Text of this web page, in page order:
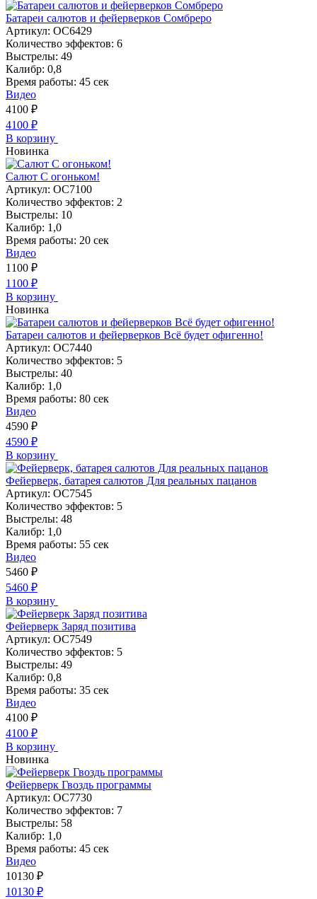
Батареи салютов и фейерверков Сомбреро
Артикул: ОС6429
Количество эффектов: 6
Выстрелы: 49
Калибр: 0,8
Время работы: 45 сек
Видео
4100 ₽
4100 ₽
В корзину
Новинка
Салют С огоньком!
Артикул: ОС7100
Количество эффектов: 2
Выстрелы: 10
Калибр: 1,0
Время работы: 20 сек
Видео
1100 ₽
1100 ₽
В корзину
Новинка
Батареи салютов и фейерверков Всё будет офигенно!
Артикул: ОС7440
Количество эффектов: 5
Выстрелы: 40
Калибр: 1,0
Время работы: 80 сек
Видео
4590 ₽
4590 ₽
В корзину
Фейерверк, батарея салютов Для реальных пацанов
Артикул: ОС7545
Количество эффектов: 5
Выстрелы: 48
Калибр: 1,0
Время работы: 55 сек
Видео
5460 ₽
5460 ₽
В корзину
Фейерверк Заряд позитива
Артикул: ОС7549
Количество эффектов: 5
Выстрелы: 49
Калибр: 0,8
Время работы: 35 сек
Видео
4100 ₽
4100 ₽
В корзину
Новинка
Фейерверк Гвоздь программы
Артикул: ОС7730
Количество эффектов: 7
Выстрелы: 58
Калибр: 1,0
Время работы: 45 сек
Видео
10130 ₽
10130 ₽